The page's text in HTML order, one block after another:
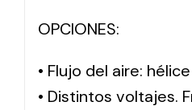
OPCIONES:
• Flujo del aire:
• Distintos voltajes.